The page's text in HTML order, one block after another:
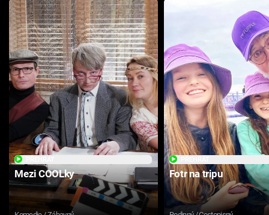
Mezi COOLky Fotr na tripu